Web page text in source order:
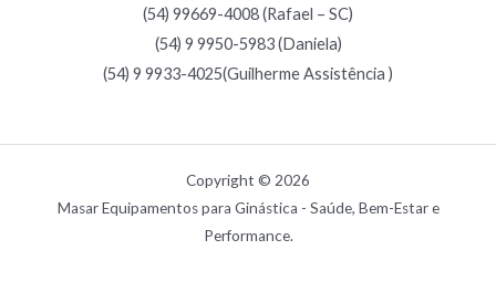
(54) 99669-4008 (Rafael – SC)
(54) 9 9950-5983 (Daniela)
(54) 9 9933-4025(Guilherme Assistência )
Copyright © 2026
Masar Equipamentos para Ginástica - Saúde, Bem-Estar e
Performance.